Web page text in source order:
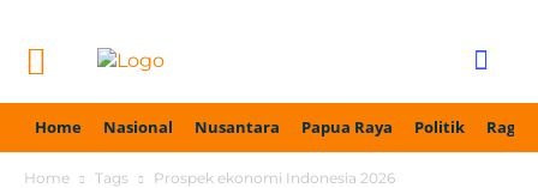
Home Nasional Nusantara Papua Raya Politik
Home Tags Prospek ekonomi Indonesia 2026